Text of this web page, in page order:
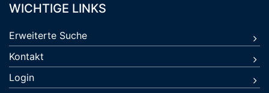
WICHTIGE LINKS
Erweiterte Suche
Kontakt
Login